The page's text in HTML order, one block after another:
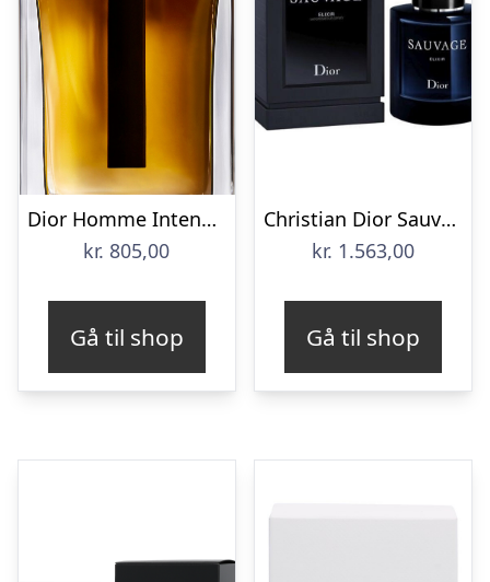
Dior Homme Intense Eau de Parfum
kr. 805,00
Gå til shop
Christian Dior Sauvage Elixir Edp Spray 100 ml
kr. 1.563,00
Gå til shop